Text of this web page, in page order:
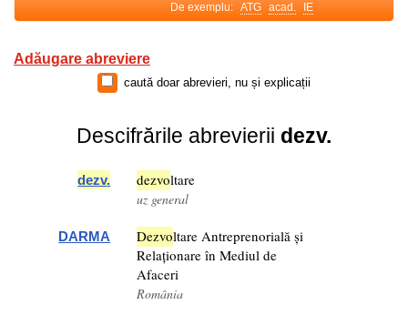
De exemplu: ATG acad. IE
Adăugare abreviere
caută doar abrevieri, nu și explicații
Descifrările abrevierii dezv.
dezv. dezvoltare
uz general
DARMA Dezvoltare Antreprenorială și
Relaționare în Mediul de
Afaceri
România